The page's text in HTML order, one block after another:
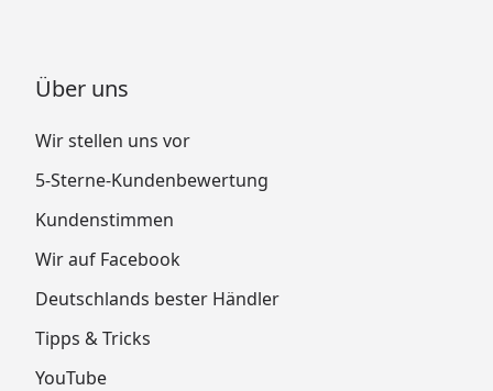
Über uns
Wir stellen uns vor
5-Sterne-Kundenbewertung
Kundenstimmen
Wir auf Facebook
Deutschlands bester Händler
Tipps & Tricks
YouTube